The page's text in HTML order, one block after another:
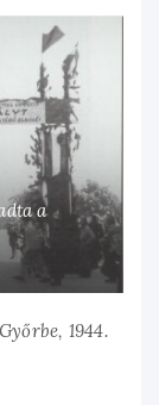
a
1944.